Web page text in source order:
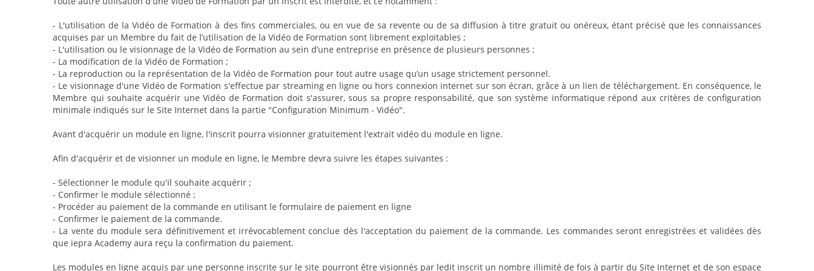
- L'utilisation de la Vidéo de Formation à des fins commerciales, ou en vue de sa revente ou de sa diffusion à titre gratuit ou onéreux, étant précisé que les connaissances
acquises par un Membre du fait de l’utilisation de la Vidéo de Formation sont librement exploitables ;
- L'utilisation ou le visionnage de la Vidéo de Formation au sein d’une entreprise en présence de plusieurs personnes ;
- La modification de la Vidéo de Formation ;
- La reproduction ou la représentation de la Vidéo de Formation pour tout autre usage qu’un usage strictement personnel.
- Le visionnage d'une Vidéo de Formation s'effectue par streaming en ligne ou hors connexion internet sur son écran, grâce à un lien de téléchargement. En conséquence, le
Membre qui souhaite acquérir une Vidéo de Formation doit s'assurer, sous sa propre responsabilité, que son système informatique répond aux critères de configuration
minimale indiqués sur le Site Internet dans la partie "Configuration Minimum - Vidéo".
Avant d'acquérir un module en ligne, l'inscrit pourra visionner gratuitement l'extrait vidéo du module en ligne.
Afin d'acquérir et de visionner un module en ligne, le Membre devra suivre les étapes suivantes :
- Sélectionner le module qu'il souhaite acquérir ;
- Confirmer le module sélectionné ;
- Procéder au paiement de la commande en utilisant le formulaire de paiement en ligne
- Confirmer le paiement de la commande.
- La vente du module sera définitivement et irrévocablement conclue dès l'acceptation du paiement de la commande. Les commandes seront enregistrées et validées dès
que iepra Academy aura reçu la confirmation du paiement.
Les modules en ligne acquis par une personne inscrite sur le site pourront être visionnés par ledit inscrit un nombre illimité de fois à partir du Site Internet et de son espace